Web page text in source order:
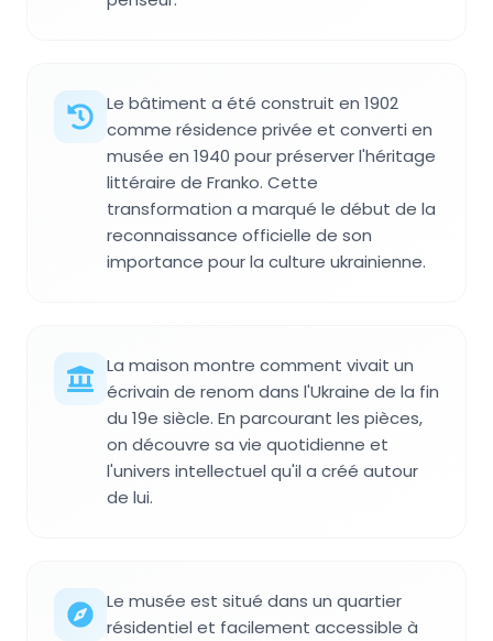
Le bâtiment a été construit en 1902
comme résidence privée et converti en
musée en 1940 pour préserver l'héritage
littéraire de Franko. Cette
transformation a marqué le début de la
reconnaissance officielle de son
importance pour la culture ukrainienne.
La maison montre comment vivait un
écrivain de renom dans l'Ukraine de la fin
du 19e siècle. En parcourant les pièces,
on découvre sa vie quotidienne et
l'univers intellectuel qu'il a créé autour
de lui.
Le musée est situé dans un quartier
résidentiel et facilement accessible à